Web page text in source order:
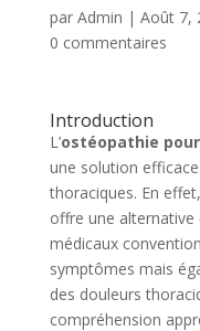
par Admin | Août 7,
0 commentaires
Introduction
L’ostéopathie
une solution
thoraciques. En
offre une
médicaux
symptômes mais
des douleurs
compréhension